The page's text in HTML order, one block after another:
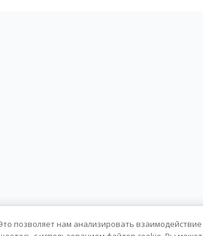
позволяет нам анализировать взаимодействие